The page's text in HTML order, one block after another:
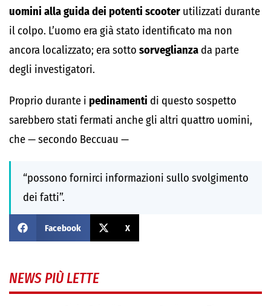
uomini alla guida dei potenti scooter utilizzati durante
il colpo. L’uomo era già stato identificato ma non
ancora localizzato; era sotto sorveglianza da parte
degli investigatori.
Proprio durante i pedinamenti di questo sospetto
sarebbero stati fermati anche gli altri quattro uomini,
che — secondo Beccuau —
“possono fornirci informazioni sullo svolgimento
dei fatti”.
Facebook X
NEWS PIÙ LETTE